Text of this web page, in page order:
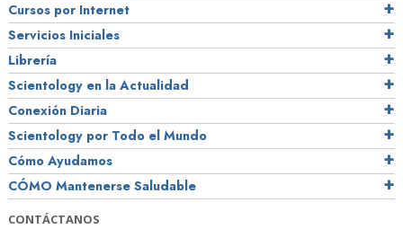
Cursos por Internet
Servicios Iniciales
Librería
Scientology en la Actualidad
Conexión Diaria
Scientology por Todo el Mundo
Cómo Ayudamos
CÓMO Mantenerse Saludable
CONTÁCTANOS